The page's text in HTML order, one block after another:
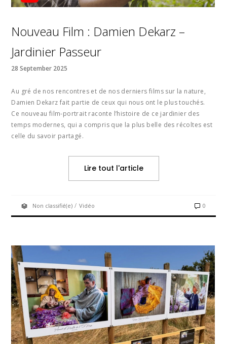
Nouveau Film : Damien Dekarz –
Jardinier Passeur
28 September 2025
Au gré de nos rencontres et de nos derniers films sur la nature,
Damien Dekarz fait partie de ceux qui nous ont le plus touchés.
Ce nouveau film-portrait raconte l’histoire de ce jardinier des
temps modernes, qui a compris que la plus belle des récoltes est
celle du savoir partagé.
Lire tout l'article
Non classifié(e) /Vidéo 0